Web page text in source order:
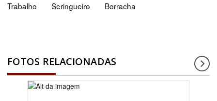
Trabalho Seringueiro Borracha
FOTOS RELACIONADAS